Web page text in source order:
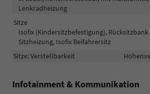
Lenkradheizung
Sitze
Isofix (Kindersitzbefestigung),
Sitzheizung, Isofix Beifahrersitz
Sitze: Verstellbarkeit
Infotainment & Kommunikation